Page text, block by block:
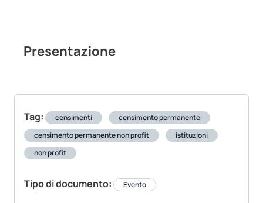
Presentazione
Tag: censimenti
censimento permanente
censimento permanente non profit
istituzioni
non profit
Tipo di documento: Evento